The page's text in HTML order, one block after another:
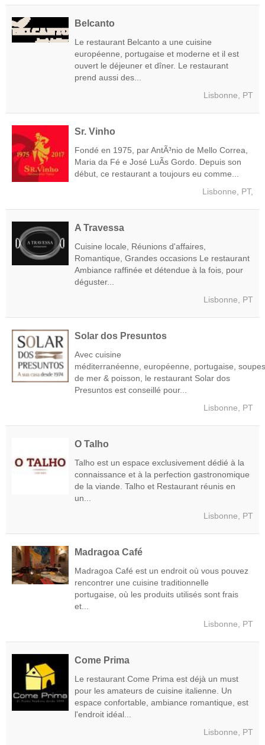
Belcanto
Le restaurant Belcanto a une cuisine
européenne, portugaise et moderne et il est
ouvert le déjeuner et dîner. Le restaurant
prend aussi des...
Lisbonne, PT
Sr. Vinho
Fondé en 1975, par AntÃ³nio de Mello Correa,
Maria da Fé e José LuÃ­s Gordo. Depuis son
début, ce restaurant a toujours eu comme...
Lisbonne, PT,
A Travessa
Cuisine locale, Réunions d'affaires,
Romantique, Grandes occasions Le restaurant
Ambiance raffinée et détendue à la fois, pour
déguster...
Lisbonne, PT
Solar dos Presuntos
Avec cuisine
méditerranéenne, européenne, portugaise,
de mer & poisson, le restaurant Solar dos
Presuntos est conseillé pour...
Lisbonne, PT
O Talho
Talho est un espace exclusivement dédié à la
connaissance et à la perfection gastronomique
de la viande. Talho et Restaurant réunis en
un...
Lisbonne, PT
Madragoa Café
Madragoa Café est un endroit où vous pouvez
rencontrer une cuisine traditionnelle
portugaise, où les produits utilisés sont frais
et...
Lisbonne, PT
Come Prima
Le restaurant Come Prima est déjà un must
pour les amateurs de cuisine italienne. Un
espace confortable, ambiance romantique, est
l'endroit idéal...
Lisbonne, PT